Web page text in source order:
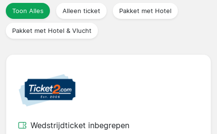
Reisorganisaties
Toon Alles Alleen ticket Pakket met Hotel
Pakket met Hotel & Vlucht
Wedstrijdticket inbegrepen